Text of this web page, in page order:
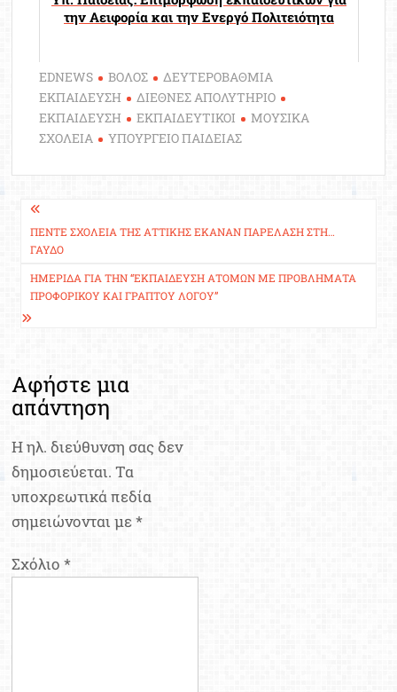
την Αειφορία και την Ενεργό Πολιτειότητα
EDNEWS ΒΟΛΟΣ
ΔΕΥΤΕΡΟΒΑΘΜΙΑ
ΕΚΠΑΙΔΕΥΣΗ
ΔΙΕΘΝΕΣ ΑΠΟΛΥΤΗΡΙΟ
ΕΚΠΑΙΔΕΥΣΗ
ΕΚΠΑΙΔΕΥΤΙΚΟΙ
ΜΟΥΣΙΚΑ
ΣΧΟΛΕΙΑ
ΥΠΟΥΡΓΕΙΟ ΠΑΙΔΕΙΑΣ
Πλοήγηση
άρθρων
ΠΈΝΤΕ ΣΧΟΛΕΊΑ ΤΗΣ ΑΤΤΙΚΉΣ ΈΚΑΝΑΝ ΠΑΡΈΛΑΣΗ ΣΤΗ…
ΓΑΎΔΟ
ΗΜΕΡΊΔΑ ΓΙΑ ΤΗΝ “ΕΚΠΑΊΔΕΥΣΗ ΑΤΌΜΩΝ ΜΕ ΠΡΟΒΛΉΜΑΤΑ
ΠΡΟΦΟΡΙΚΟΎ ΚΑΙ ΓΡΑΠΤΟΎ ΛΌΓΟΥ”
Αφήστε μια
απάντηση
Η ηλ. διεύθυνση σας δεν
δημοσιεύεται. Τα
υποχρεωτικά πεδία
σημειώνονται με*
Σχόλιο*